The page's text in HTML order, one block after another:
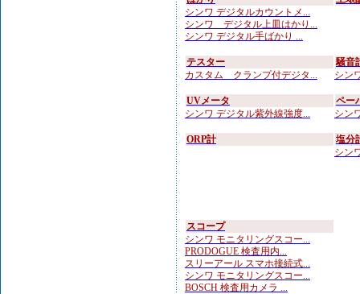
シンワ デジタルカウントメ...
シンワ デジタル上皿はかり...
シンワ デジタル手ばかり ...
テスター
カスタム クランプ付デジタ...
騒音
シン
UVメータ
シンワ デジタル紫外線強度...
ペー
シン
ORP計
塩分
シン
スコープ
シンワ モニタリングスコー...
PRODOGUE 検査用内...
スリーアール スマホ接続式...
シンワ モニタリングスコー...
BOSCH 検査用カメラ ...